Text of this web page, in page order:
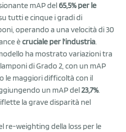
mAP del65,5% per le
tutti e cinque i gradi di
operando a una velocità di 30
ècruciale per l'industria.
ha mostrato variazioni tra
di Grado 2, con un mAP
le maggiori difficoltà con il
un mAP del23,7%.
la grave disparità nel
re-weighting della loss per le